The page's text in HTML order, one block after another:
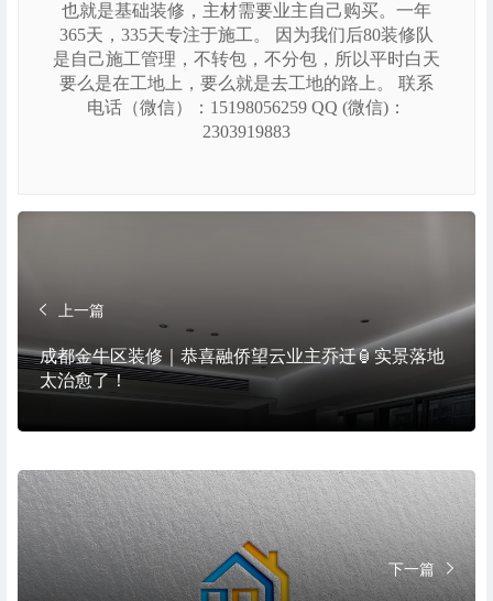
也就是基础装修，主材需要业主自己购买。一年
365天，335天专注于施工。 因为我们后80装修队
是自己施工管理，不转包，不分包，所以平时白天
要么是在工地上，要么就是去工地的路上。 联系
电话（微信）：15198056259 QQ (微信)：
2303919883
上一篇
成都金牛区装修｜恭喜融侨望云业主乔迁🏮实景落地
太治愈了！
下一篇